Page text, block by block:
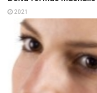
2021